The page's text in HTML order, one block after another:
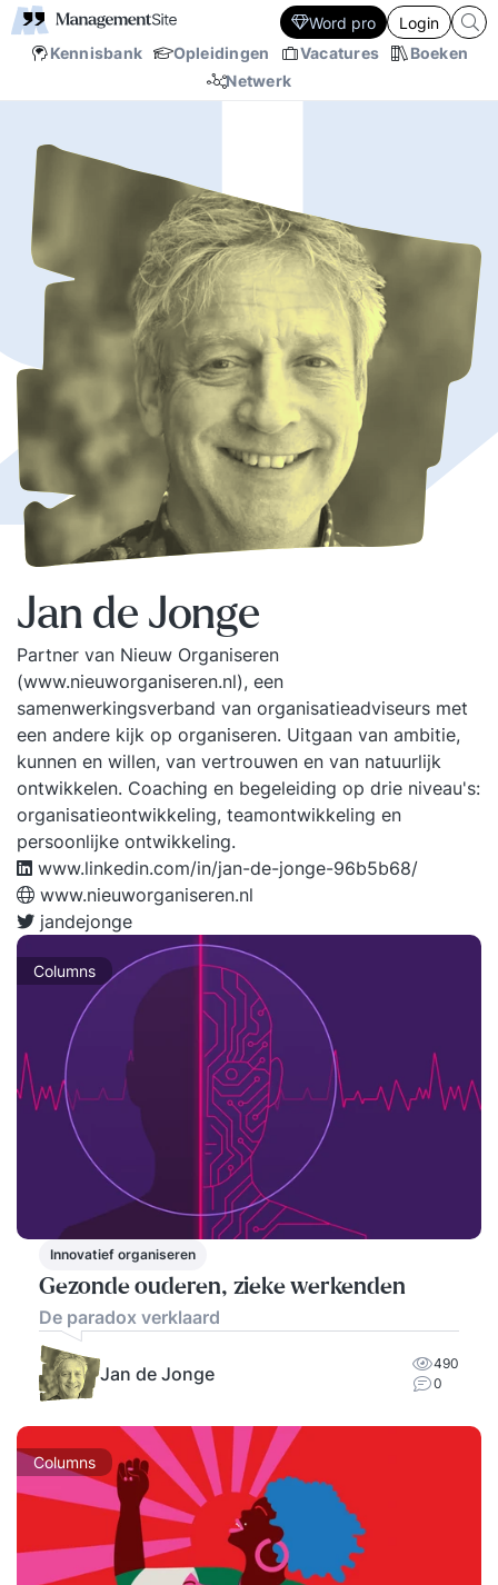
Kennisbank Opleidingen Vacatures
Boeken
Netwerk
Word pro Login
Jan de Jonge
Partner van Nieuw Organiseren
(www.nieuworganiseren.nl), een
samenwerkingsverband van organisatieadviseurs met
een andere kijk op organiseren. Uitgaan van ambitie,
kunnen en willen, van vertrouwen en van natuurlijk
ontwikkelen. Coaching en begeleiding op drie niveau's:
organisatieontwikkeling, teamontwikkeling en
persoonlijke ontwikkeling.
www.linkedin.com/in/jan-de-jonge-96b5b68/
www.nieuworganiseren.nl
jandejonge
Columns
Innovatief organiseren
Gezonde ouderen, zieke werkenden
De paradox verklaard
Jan de Jonge
490
0
Columns